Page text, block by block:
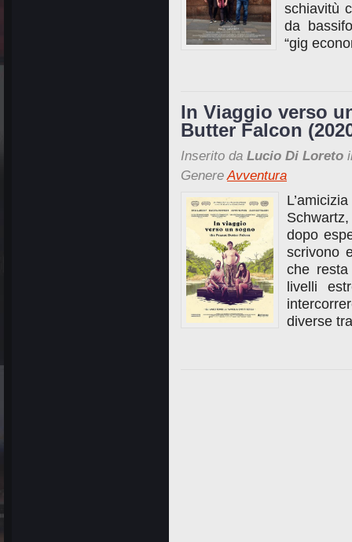
schiavitù
da
“gig
In Viaggio verso
Butter Falcon
Inserito da Lucio Di Loreto
GenereAvventura
dopo
scrivono
che
livelli
diverse